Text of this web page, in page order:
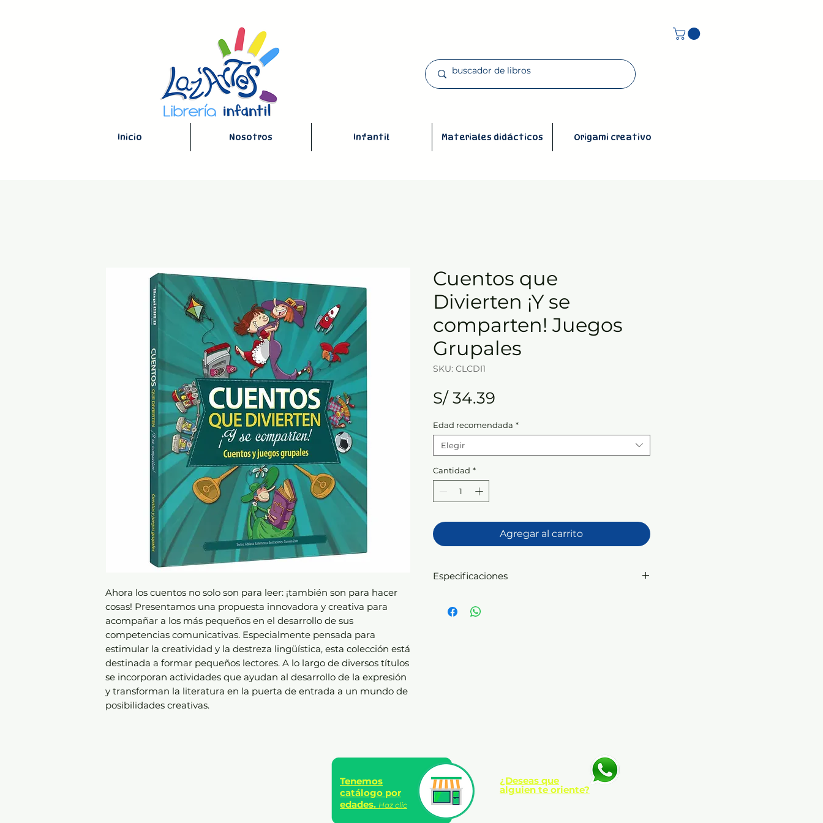
Inicio Nosotros Infantil Materiales didácticos Origami creativo
Ahora los cuentos no solo son para leer: ¡también son para hacer
cosas! Presentamos una propuesta innovadora y creativa para
acompañar a los más pequeños en el desarrollo de sus
competencias comunicativas. Especialmente pensada para
estimular la creatividad y la destreza lingüística, esta colección está
destinada a formar pequeños lectores. A lo largo de diversos títulos
se incorporan actividades que ayudan al desarrollo de la expresión
y transforman la literatura en la puerta de entrada a un mundo de
posibilidades creativas.
Cuentos que
Divierten ¡Y se
comparten! Juegos
Grupales
SKU: CLCDI1
S/ 34.39Precio
Edad recomendada *
Elegir
Cantidad *
Agregar al carrito
Especificaciones
plastificado
Tenemos
catálogo por
edades. Haz clic
¿Deseas que
alguien te oriente?